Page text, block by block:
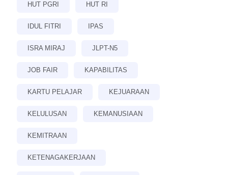
HUT PGRI HUT RI
IDUL FITRI IPAS
ISRA MIRAJ JLPT-N5
JOB FAIR KAPABILITAS
KARTU PELAJAR KEJUARAAN
KELULUSAN KEMANUSIAAN
KEMITRAAN
KETENAGAKERJAAN